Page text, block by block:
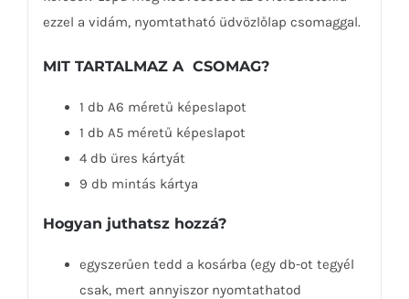
ezzel a vidám, nyomtatható üdvözlőlap csomaggal.
MIT TARTALMAZ A CSOMAG?
1 db A6 méretű képeslapot
1 db A5 méretű képeslapot
4 db üres kártyát
9 db mintás kártya
Hogyan juthatsz hozzá?
egyszerűen tedd a kosárba (egy db-ot tegyél
csak, mert annyiszor nyomtathatod